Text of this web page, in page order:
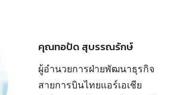
คุณทอปัด สุบรรณรักษ์
ผู้อำนวยการฝ่ายพัฒนาธุรกิจ
สายการบินไทยแอร์เอเชีย